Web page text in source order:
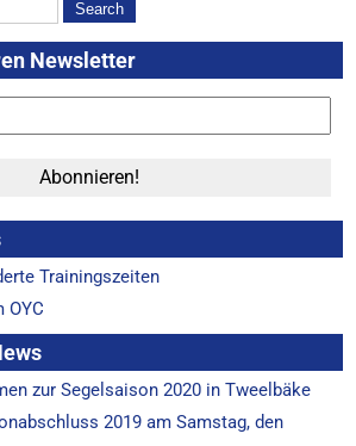
Newsletter
Trainingszeiten
OYC
zur Segelsaison 2020 in Tweelbäke
2019 am Samstag, den